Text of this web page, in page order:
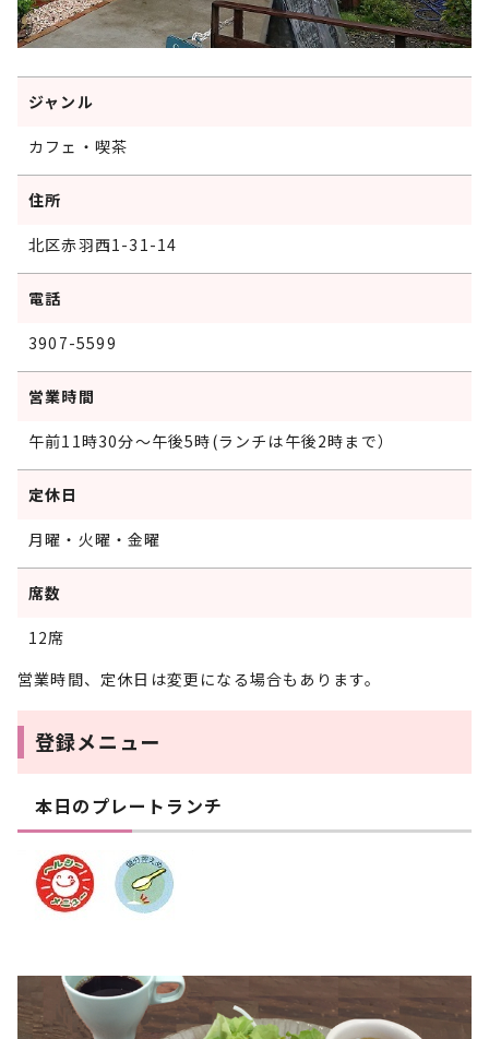
ジャンル
カフェ・喫茶
住所
北区赤羽西1-31-14
電話
3907-5599
営業時間
午前11時30分～午後5時(ランチは午後2時まで）
定休日
月曜・火曜・金曜
席数
12席
営業時間、定休日は変更になる場合もあります。
登録メニュー
本日のプレートランチ